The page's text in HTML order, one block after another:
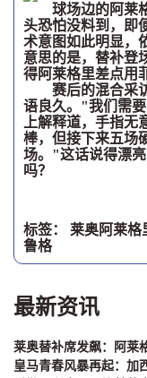
球场边的阿莱格
头恐怕没料到，即
术意图如此明显，
意思的是，替补登
得阿莱格里差点用
赛后的混合采访
语良久。"我们需
上解释道，手指
棒，但接下来五场
场。"这话说得漂
吗？
标签： 莱奥阿莱格
鲁格
最新资讯
莱奥替补席发飙：阿莱
皇马青春风暴再起：加